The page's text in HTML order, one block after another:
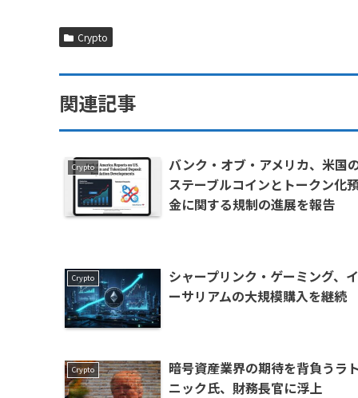
Crypto
関連記事
Crypto
バンク・オブ・アメリカ、米国
ステーブルコインとトークン化
金に関する規制の進展を報告
Crypto
シャープリンク・ゲーミング、イ
ーサリアムの大規模購入を継続
Crypto
暗号資産業界の期待を背負うラ
ニック氏、財務長官に浮上